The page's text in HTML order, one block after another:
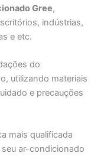
Gree,
indústrias,
e etc.
do
utilizando materiais
e precauções
mais qualificada
ar-condicionado